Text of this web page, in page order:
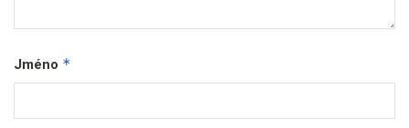
Jméno *